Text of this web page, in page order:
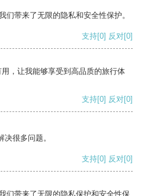
们带来了无限的隐私和安全性保护。
支持[0] 反对[0]
，让我能够享受到高品质的旅行体
支持[0] 反对[0]
很多问题。
支持[0] 反对[0]
们带来了无限的隐私保护和安全性保